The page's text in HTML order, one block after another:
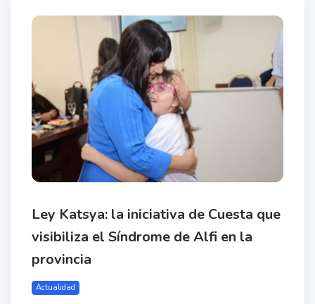
Ley Katsya: la iniciativa de Cuesta que
visibiliza el Síndrome de Alfi en la
provincia
Actualidad